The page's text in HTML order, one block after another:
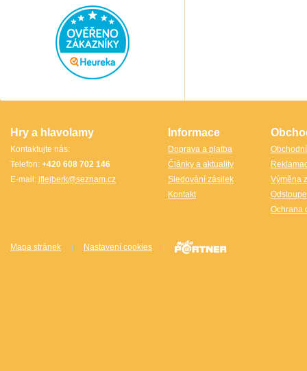
ShengShou)
Sonic Games
Speedstack USA
Hry a hlavolamy
Kontaktujte nás:
Telefon: +420 608 702 146
E-mail: jflejberk@seznam.cz
Informace
Doprava a platba
Články a aktuality
Sledování zásilek
Kontakt
Výměna
Ochrana
Mapa stránek Nastavení cookies